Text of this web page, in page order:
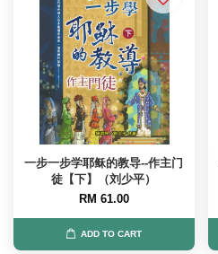
一步一步学耶稣的教导--作主门
徒【下】（刘少平）
RM 61.00
ADD TO CART